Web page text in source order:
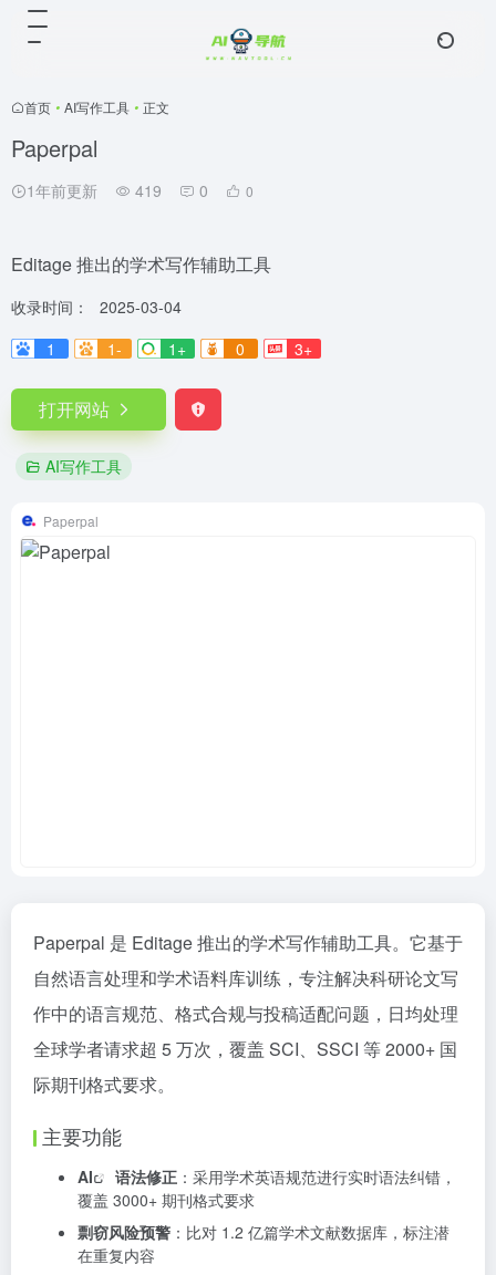
首页 • AI写作工具 • 正文
Paperpal
1年前更新 419 0 0
Editage 推出的学术写作辅助工具
收录时间：
2025-03-04
1
1- 1+ 0 3+
打开网站
AI写作工具
Paperpal
Paperpal 是 Editage 推出的学术写作辅助工具。它基于
自然语言处理和学术语料库训练，专注解决科研论文写
作中的语言规范、格式合规与投稿适配问题，日均处理
全球学者请求超 5 万次，覆盖 SCI、SSCI 等 2000+ 国
际期刊格式要求。
主要功能
AI 语法修正 ：采用学术英语规范进行实时语法纠错，
覆盖 3000+ 期刊格式要求
剽窃风险预警 ：比对 1.2 亿篇学术文献数据库，标注潜
在重复内容